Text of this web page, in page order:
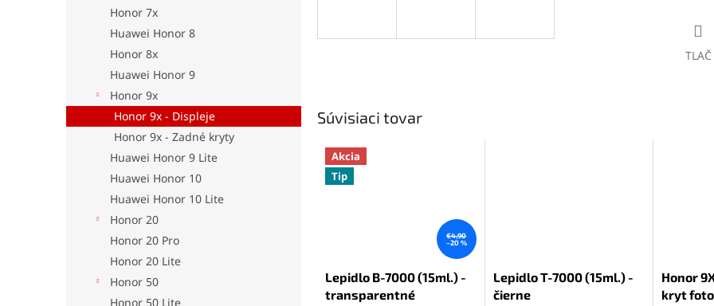
Honor 7x
Huawei Honor 8
Honor 8x
Huawei Honor 9
Honor 9x
Honor 9x - Displeje
Honor 9x - Zadné kryty
Huawei Honor 9 Lite
Huawei Honor 10
Huawei Honor 10 Lite
Honor 20
Honor 20 Pro
Honor 20 Lite
Honor 50
Honor 50 Lite
TLAČ
Súvisiaci tovar
Akcia
Tip
€4,90
–20 %
Lepidlo B-7000 (15ml.) -
transparentné
Lepidlo T-7000 (15ml.) -
čierne
Honor
kryt